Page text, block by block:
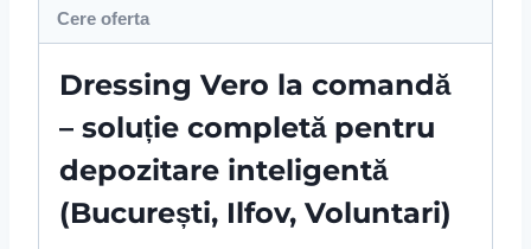
Cere oferta
Dressing Vero la comandă
– soluție completă pentru
depozitare inteligentă
(București, Ilfov, Voluntari)